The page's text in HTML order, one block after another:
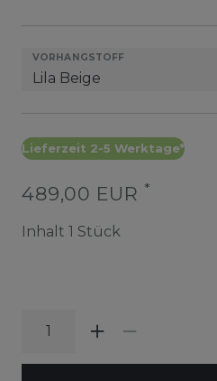
VORHANGSTOFF
Lieferzeit 2-5 Werktage*
489,00 EUR *
Inhalt 1 Stück